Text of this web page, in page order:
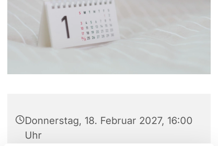
Donnerstag, 18. Februar 2027, 16:00
Uhr